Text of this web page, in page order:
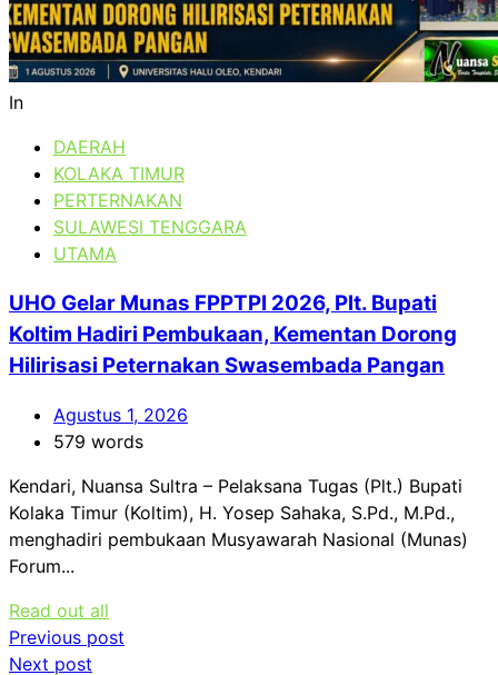
In
DAERAH
KOLAKA TIMUR
PERTERNAKAN
SULAWESI TENGGARA
UTAMA
UHO Gelar Munas FPPTPI 2026, Plt. Bupati
Koltim Hadiri Pembukaan, Kementan Dorong
Hilirisasi Peternakan Swasembada Pangan
Agustus 1, 2026
579 words
Kendari, Nuansa Sultra – Pelaksana Tugas (Plt.) Bupati
Kolaka Timur (Koltim), H. Yosep Sahaka, S.Pd., M.Pd.,
menghadiri pembukaan Musyawarah Nasional (Munas)
Forum...
Read out all
Navigasi
Previous post
Next post